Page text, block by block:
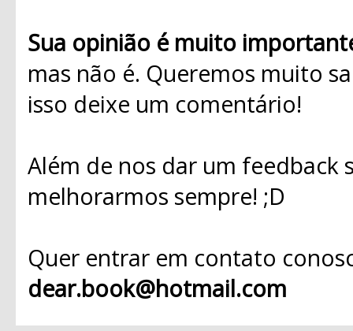
Sua opinião é muito
mas não é. Queremos muito
isso deixe um comentário!
Além de nos dar um
melhorarmos sempre! ;D
Quer entrar em contato
dear.book@hotmail.com